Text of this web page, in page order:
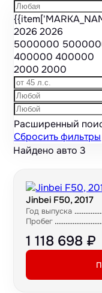
20262026
5000000
400000400000
20002000
Расширенный
Сбросить фильтры
Найдено авто3
Jinbei F50, 2017
Год выпуска
Пробег
1 118 698 ₽